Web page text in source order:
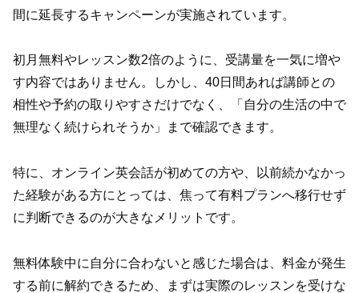
間に延長するキャンペーンが実施されています。
初月無料やレッスン数2倍のように、受講量を一気に増や
す内容ではありません。しかし、40日間あれば講師との
相性や予約の取りやすさだけでなく、「自分の生活の中で
無理なく続けられそうか」まで確認できます。
特に、オンライン英会話が初めての方や、以前続かなかっ
た経験がある方にとっては、焦って有料プランへ移行せず
に判断できるのが大きなメリットです。
無料体験中に自分に合わないと感じた場合は、料金が発生
する前に解約できるため、まずは実際のレッスンを受けな